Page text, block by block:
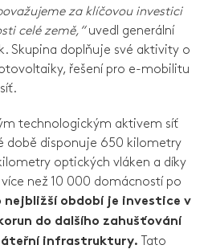
za klíčovou investici
celé země,“ uvedl generální
Skupina doplňuje své aktivity o
řešení pro e-mobilitu
technologickým aktivem síť
době disponuje 650 kilometry
optických vláken a díky
více než 10 000 domácností po
nejbližší období je investice v
do dalšího zahušťování
infrastruktury.
Tato